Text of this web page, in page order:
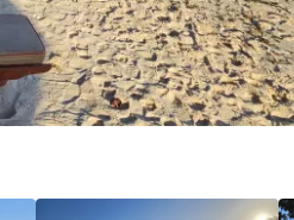
Continuer avec Google
Continuer avec